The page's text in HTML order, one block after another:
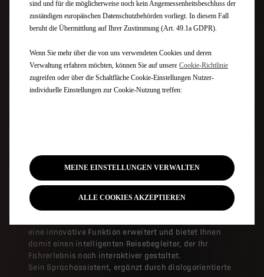
DS IRIS – DER KI-ASSISTENT,
DER MIT IHNEN SPRICHT
eine innovative Funktion erweitert und bietet Ihnen
damit einen intelligenten Reisebegleiter, der Ihr
Fahrerlebnis noch interaktiver gestaltet.​
Sein Sprachassistent, ergänzt durch dialogorientierte
sind und für die möglicherweise noch kein Angemessenheitsbeschluss der
zuständigen europäischen Datenschutzbehörden vorliegt. In diesem Fall
beruht die Übermittlung auf Ihrer Zustimmung (Art. 49.1a GDPR).
Wenn Sie mehr über die von uns verwendeten Cookies und deren
Verwaltung erfahren möchten, können Sie auf unsere Cookie-Richtlinie
zugreifen oder über die Schaltfläche Cookie-Einstellungen Nutzer-
individuelle Einstellungen zur Cookie-Nutzung treffen:
MEINE EINSTELLUNGEN VERWALTEN
ALLE COOKIES AKZEPTIEREN